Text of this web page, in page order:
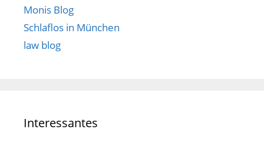
Monis Blog
Schlaflos in München
law blog
Interessantes